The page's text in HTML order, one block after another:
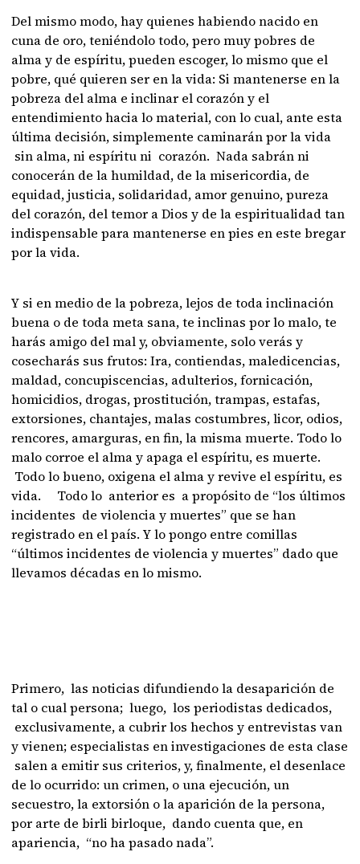
Del mismo modo, hay quienes habiendo nacido en
cuna de oro, teniéndolo todo, pero muy pobres de
alma y de espíritu, pueden escoger, lo mismo que el
pobre, qué quieren ser en la vida: Si mantenerse en la
pobreza del alma e inclinar el corazón y el
entendimiento hacia lo material, con lo cual, ante esta
última decisión, simplemente caminarán por la vida
sin alma, ni espíritu ni corazón. Nada sabrán ni
conocerán de la humildad, de la misericordia, de
equidad, justicia, solidaridad, amor genuino, pureza
del corazón, del temor a Dios y de la espiritualidad tan
indispensable para mantenerse en pies en este bregar
por la vida.
Y si en medio de la pobreza, lejos de toda inclinación
buena o de toda meta sana, te inclinas por lo malo, te
harás amigo del mal y, obviamente, solo verás y
cosecharás sus frutos: Ira, contiendas, maledicencias,
maldad, concupiscencias, adulterios, fornicación,
homicidios, drogas, prostitución, trampas, estafas,
extorsiones, chantajes, malas costumbres, licor, odios,
rencores, amarguras, en fin, la misma muerte. Todo lo
malo corroe el alma y apaga el espíritu, es muerte.
Todo lo bueno, oxigena el alma y revive el espíritu, es
vida. Todo lo anterior es a propósito de “los últimos
incidentes de violencia y muertes” que se han
registrado en el país. Y lo pongo entre comillas
“últimos incidentes de violencia y muertes” dado que
llevamos décadas en lo mismo.
Primero, las noticias difundiendo la desaparición de
tal o cual persona; luego, los periodistas dedicados,
exclusivamente, a cubrir los hechos y entrevistas van
y vienen; especialistas en investigaciones de esta clase
salen a emitir sus criterios, y, finalmente, el desenlace
de lo ocurrido: un crimen, o una ejecución, un
secuestro, la extorsión o la aparición de la persona,
por arte de birli birloque, dando cuenta que, en
apariencia, “no ha pasado nada”.